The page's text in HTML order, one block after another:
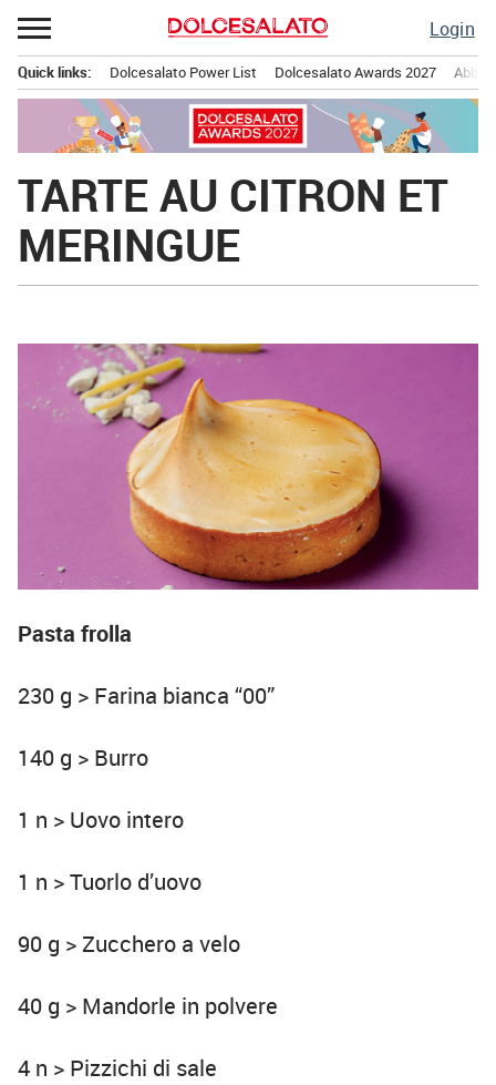
Passa
al
contenuto
Login
principale
Quick links: Dolcesalato Power List Dolcesalato Awards 2027
TARTE AU CITRON ET
MERINGUE
Pasta frolla
230 g > Farina bianca “00”
140 g > Burro
1 n > Uovo intero
1 n > Tuorlo d’uovo
90 g > Zucchero a velo
40 g > Mandorle in polvere
4 n > Pizzichi di sale